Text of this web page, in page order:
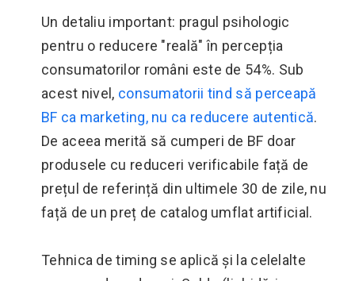
Un detaliu important: pragul psihologic
pentru o reducere "reală" în percepția
consumatorilor români este de 54%. Sub
acest nivel, consumatorii tind să perceapă
BF ca marketing, nu ca reducere autentică.
De aceea merită să cumperi de BF doar
produsele cu reduceri verificabile față de
prețul de referință din ultimele 30 de zile, nu
față de un preț de catalog umflat artificial.
Tehnica de timing se aplică și la celelalte